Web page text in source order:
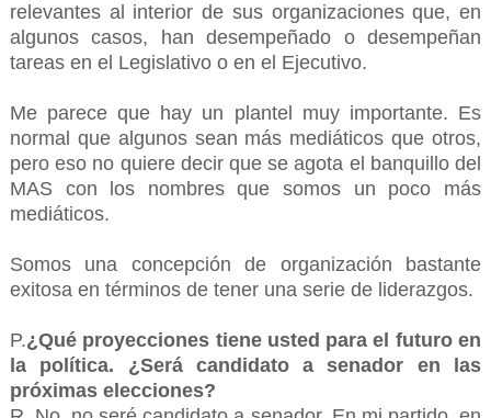
relevantes al interior de sus organizaciones que, en
algunos casos, han desempeñado o desempeñan
tareas en el Legislativo o en el Ejecutivo.
Me parece que hay un plantel muy importante. Es
normal que algunos sean más mediáticos que otros,
pero eso no quiere decir que se agota el banquillo del
MAS con los nombres que somos un poco más
mediáticos.
Somos una concepción de organización bastante
exitosa en términos de tener una serie de liderazgos.
P.¿Qué proyecciones tiene usted para el futuro en
la política. ¿Será candidato a senador en las
próximas elecciones?